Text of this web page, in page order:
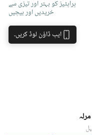
پراپٹیز کو بہتر اور تیزی سے
خریدیں اور بیچیں
ایپ ڈاؤن لوڈ کریں۔